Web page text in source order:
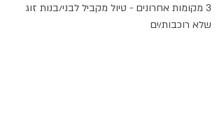
3 מקומות אחרונים - טיול מקביל לבני/בנות זוג
שלא רוכבות/ים